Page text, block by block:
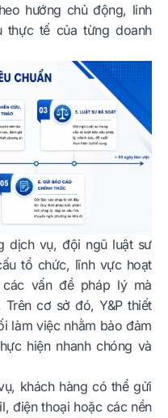
hướng chủ động, linh
thực tế của từng doanh
dịch vụ, đội ngũ luật sư
tổ chức, lĩnh vực hoạt
vấn đề pháp lý mà
cơ sở đó, Y&P thiết
làm việc nhằm bảo đảm
hiện nhanh chóng và
khách hàng có thể gửi
điện thoại hoặc các nền